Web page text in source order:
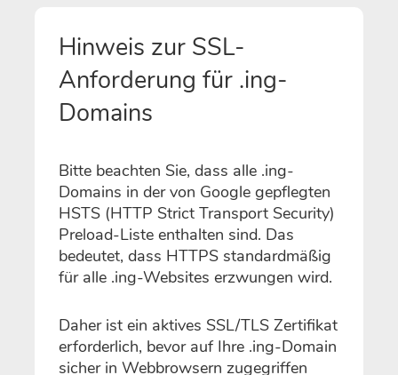
Hinweis zur SSL-
Anforderung für .ing-
Domains
Bitte beachten Sie, dass alle .ing-
Domains in der von Google gepflegten
HSTS (HTTP Strict Transport Security)
Preload-Liste enthalten sind. Das
bedeutet, dass HTTPS standardmäßig
für alle .ing-Websites erzwungen wird.
Daher ist ein aktives SSL/TLS Zertifikat
erforderlich, bevor auf Ihre .ing-Domain
sicher in Webbrowsern zugegriffen